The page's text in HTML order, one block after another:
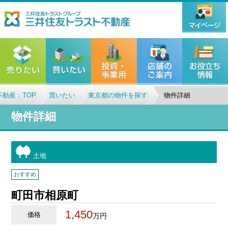
動産：TOP 買いたい 東京都の物件を探す 物件詳細
物件詳細
土地
おすすめ
町田市相原町
価格 1,450万円